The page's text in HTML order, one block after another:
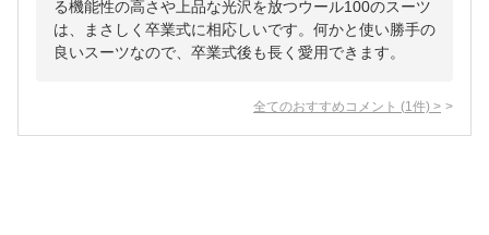
る機能性の高さや上品な光沢を放つウール100のスーツ
は、まさしく卒業式に相応しいです。何かと使い勝手の
良いスーツなので、卒業式後も長く愛用できます。
全てのおすすめコメント (1 件) >